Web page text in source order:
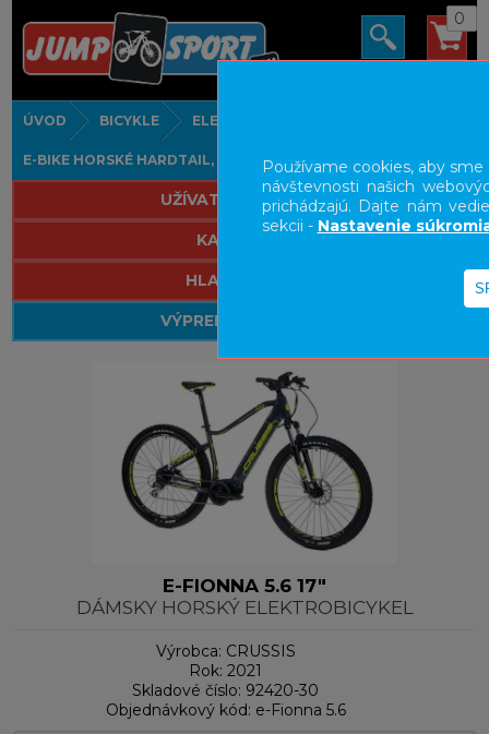
0
ÚVOD BICYKLE ELEKTROBICYKLE
E-BIKE HORSKÉ HARDTAIL, PEVNÉ
UŽÍVATEĽSKÝ PANEL
KATEGÓRIE
HLAVNÉ MENU
VÝPREDAJ - VŠETKO
E-FIONNA 5.6 17"
DÁMSKY HORSKÝ ELEKTROBICYKEL
Výrobca: CRUSSIS
Rok: 2021
Skladové číslo: 92420-30
Objednávkový kód: e-Fionna 5.6
Používame cookies, aby
návštevnosti našich
prichádzajú. Dajte nám
sekcii - Nastavenie